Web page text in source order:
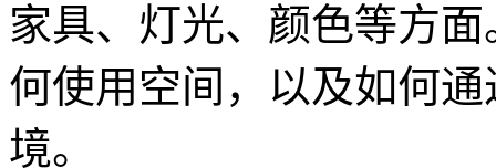
家具、灯光、颜色等方
何使用空间，以及如何
境。